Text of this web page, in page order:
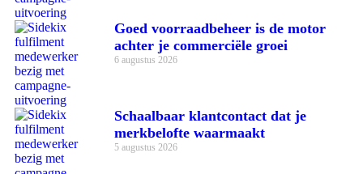
Goed voorraadbeheer is de motor
achter je commerciële groei
6 augustus 2026
Schaalbaar klantcontact dat je
merkbelofte waarmaakt
5 augustus 2026